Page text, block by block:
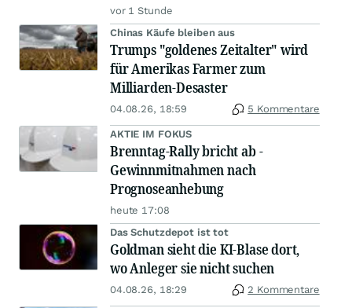
vor 1 Stunde
Chinas Käufe bleiben aus
Trumps "goldenes Zeitalter" wird
für Amerikas Farmer zum
Milliarden-Desaster
04.08.26, 18:59 5 Kommentare
AKTIE IM FOKUS
Brenntag-Rally bricht ab -
Gewinnmitnahmen nach
Prognoseanhebung
heute 17:08
Das Schutzdepot ist tot
Goldman sieht die KI-Blase dort,
wo Anleger sie nicht suchen
04.08.26, 18:29 2 Kommentare